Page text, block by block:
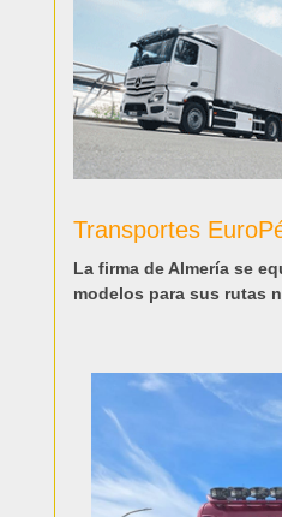
Transportes
La firma de Almería se
modelos para sus rutas